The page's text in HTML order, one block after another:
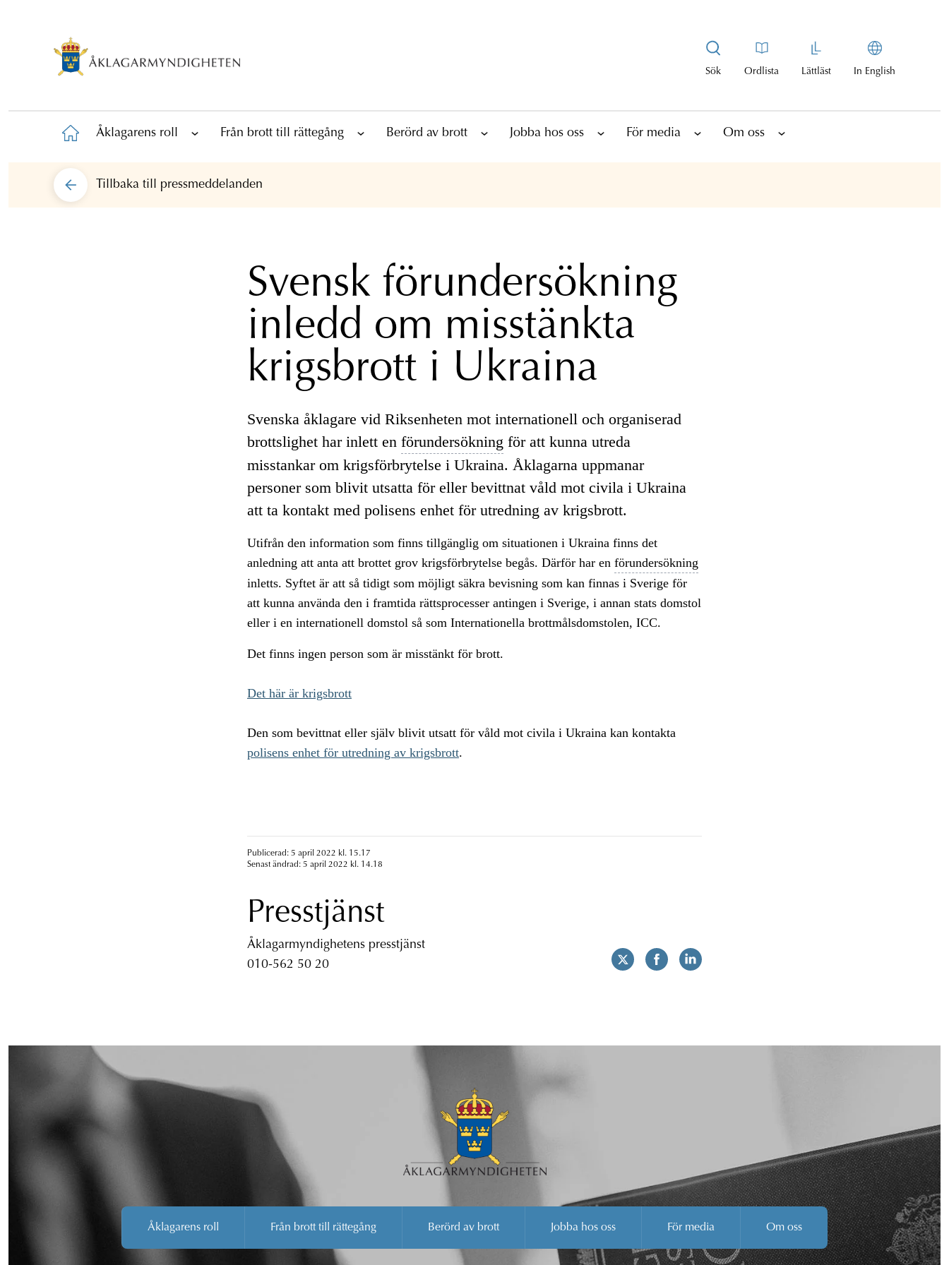
Sök Ordlista Lättläst In English
Åklagarens roll Från brott till rättegång Berörd av brott Jobba hos oss För media Om oss
Tillbaka till pressmeddelanden
Svensk förundersökning
inledd om misstänkta
krigsbrott i Ukraina
Svenska åklagare vid Riksenheten mot internationell och organiserad
brottslighet har inlett en förundersökning för att kunna utreda
misstankar om krigsförbrytelse i Ukraina. Åklagarna uppmanar
personer som blivit utsatta för eller bevittnat våld mot civila i Ukraina
att ta kontakt med polisens enhet för utredning av krigsbrott.
Utifrån den information som finns tillgänglig om situationen i Ukraina finns det
anledning att anta att brottet grov krigsförbrytelse begås. Därför har en förundersökning
inletts. Syftet är att så tidigt som möjligt säkra bevisning som kan finnas i Sverige för
att kunna använda den i framtida rättsprocesser antingen i Sverige, i annan stats domstol
eller i en internationell domstol så som Internationella brottmålsdomstolen, ICC.
Det finns ingen person som är misstänkt för brott.
Det här är krigsbrott
Den som bevittnat eller själv blivit utsatt för våld mot civila i Ukraina kan kontakta
polisens enhet för utredning av krigsbrott.
Publicerad: 5 april 2022 kl. 15.17
Senast ändrad: 5 april 2022 kl. 14.18
Presstjänst
Åklagarmyndighetens presstjänst
010-562 50 20
Åklagarens roll Från brott till rättegång Berörd av brott Jobba hos oss För media Om oss